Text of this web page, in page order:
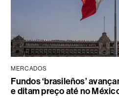
MERCADOS
Fundos ‘brasileños’
e ditam preço até no